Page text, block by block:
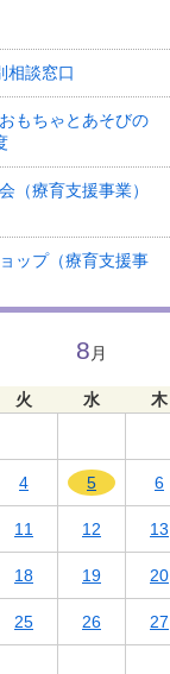
相談窓口
もちゃとあそびの
（療育支援事業）
ップ（療育支援事
8月
火 水 木
4 5 6
11 12 13
18 19 20
25 26 27